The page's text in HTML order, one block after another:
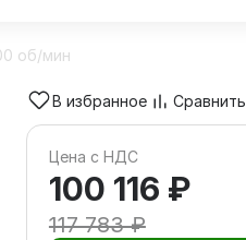
117 783 ₽
об/мин
В избранное Сравнить
Цена с НДС
100 116 ₽
117 783 ₽